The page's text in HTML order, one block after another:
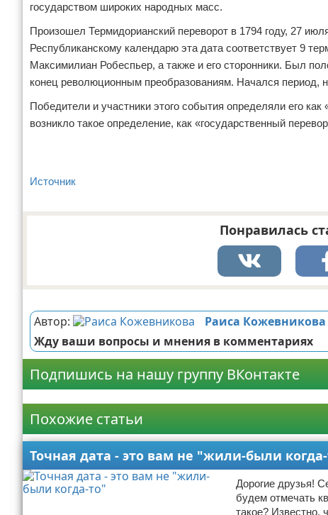
государством широких народных масс.
Произошел Термидорианский переворот в 1794 году, 27
Республиканскому календарю эта дата соответствует 9
Максимилиан Робеспьер, а также и его сторонники. Был
конец революционным преобразованиям. Начался период,
Победители и участники этого события определяли его
возникло такое определение, как «государственный
Источник
Понравилась
Автор: Раиса Кожевникова
Жду ваши вопросы и мнения в комментариях
Подпишись на нашу группу ВКонтакте
Похожие статьи
Точная дата - это вам не "жили-были
Дорогие друзья!
будем отмечать
такое? Известно,